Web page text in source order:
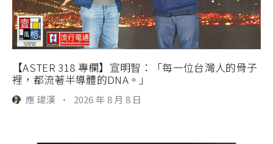
【ASTER 318 專欄】宣明智：「每一位台灣人的骨子
裡，都流著半導體的DNA。」
應 瑋漢 · 2026 年 8 月 8 日